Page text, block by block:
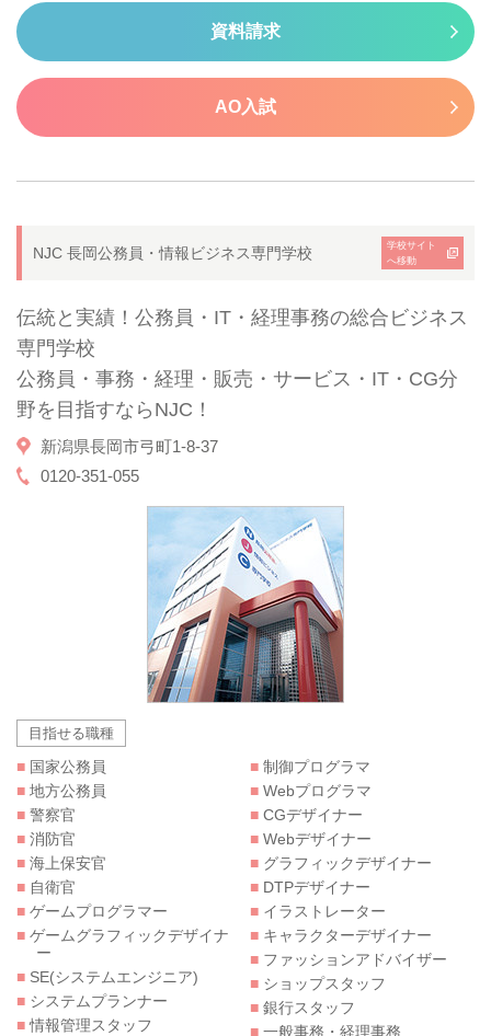
資料請求
AO入試
NJC 長岡公務員・情報ビジネス専門学校
学校サイト
へ移動
伝統と実績！公務員・IT・経理事務の総合ビジネス
専門学校
公務員・事務・経理・販売・サービス・IT・CG分
野を目指すならNJC！
新潟県長岡市弓町1-8-37
0120-351-055
目指せる職種
■ 国家公務員
■ 地方公務員
■ 警察官
■ 消防官
■ 海上保安官
■ 自衛官
■ ゲームプログラマー
■ ゲームグラフィックデザイナ
ー
■ SE(システムエンジニア)
■ システムプランナー
■情報管理スタッフ
■ 制御プログラマ
■ Webプログラマ
■ CGデザイナー
■ Webデザイナー
■ グラフィックデザイナー
■ DTPデザイナー
■ イラストレーター
■ キャラクターデザイナー
■ ファッションアドバイザー
■ ショップスタッフ
■ 銀行スタッフ
■ 一般事務・経理事務